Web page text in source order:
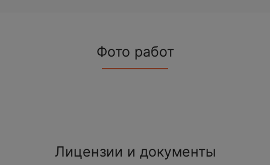
Фото работ
Лицензии и документы